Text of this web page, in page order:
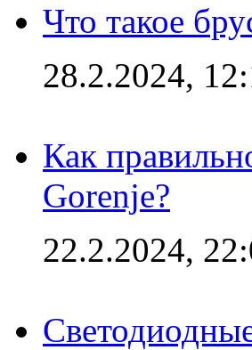
Что такое
28.2.2024,
Как
Gorenje?
22.2.2024,